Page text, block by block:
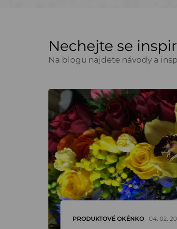
Nechejte se
Na blogu najdete návody a
PRODUKTOVÉ OKÉNKO 04. 02.